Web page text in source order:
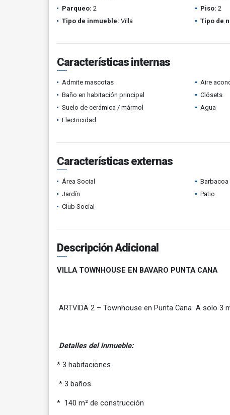
Parqueo: 2 Piso: 2
Tipo de inmueble: Villa Tipo de
Características internas
Admite mascotas Aire
Baño en habitación principal
Clósets
Suelo de cerámica / mármol
Agua
Electricidad
Características externas
Área Social Barbacoa
Jardín
Patio
Club Social
Descripción Adicional
VILLA TOWNHOUSE EN BAVARO PUNTA CANA
ARTVIDA 2 – Townhouse en Punta Cana A solo 3
Detalles del inmueble:
* 3 habitaciones
* 3 baños
* 140 m² de construcción